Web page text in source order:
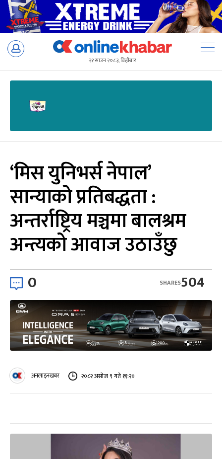
Skip
२१ साउन २०८३, बिहीबार
‘मिस युनिभर्स नेपाल’
सान्याको प्रतिबद्धता :
अन्तर्राष्ट्रिय मञ्चमा बालश्रम
अन्त्यको आवाज उठाउँछु
0 504
SHARES
अनलाइनखबर २०८२ असोज ९ गते ११:२०